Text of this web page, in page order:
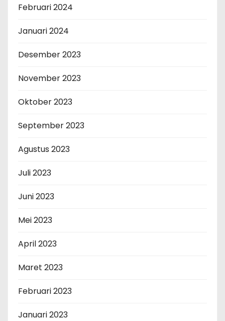
Februari 2024
Januari 2024
Desember 2023
November 2023
Oktober 2023
September 2023
Agustus 2023
Juli 2023
Juni 2023
Mei 2023
April 2023
Maret 2023
Februari 2023
Januari 2023